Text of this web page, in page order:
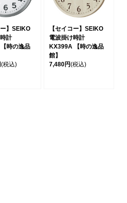
ー】SEIKO
計
時の逸品
(税込)
【セイコー】SEIKO
電波掛け時計
KX399A 【時の逸品
館】
7,480円(税込)